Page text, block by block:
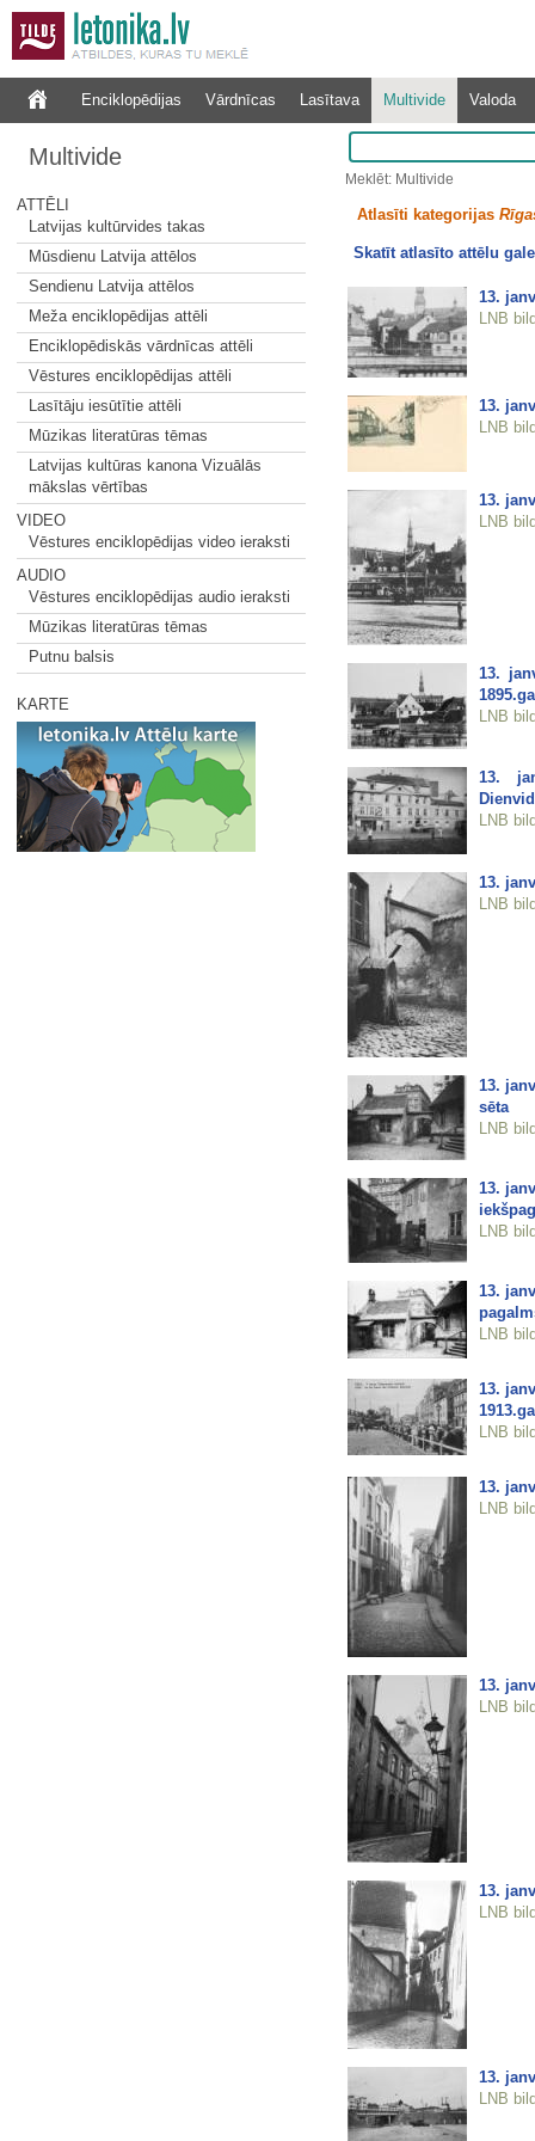
Enciklopēdijas Vārdnīcas Lasītava Multivide Valoda
Multivide
ATTĒLI
Latvijas kultūrvides takas
Mūsdienu Latvija attēlos
Sendienu Latvija attēlos
Meža enciklopēdijas attēli
Enciklopēdiskās vārdnīcas attēli
Vēstures enciklopēdijas attēli
Lasītāju iesūtītie attēli
Mūzikas literatūras tēmas
Latvijas kultūras kanona Vizuālās
mākslas vērtības
VIDEO
Vēstures enciklopēdijas video ieraksti
AUDIO
Vēstures enciklopēdijas audio ieraksti
Mūzikas literatūras tēmas
Putnu balsis
KARTE
Meklēt: Multivide
Atlasīti kategorijas
Skatīt atlasīto attēlu
13.
LNB
13.
LNB
13.
LNB
13.
LNB
13.
LNB
13.
LNB
13.
sēta
LNB
13.
LNB
13.
LNB
13.
LNB
13.
LNB
13.
LNB
13.
LNB
13.
LNB